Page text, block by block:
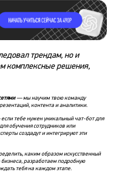
трендам, но и
комплексные решения,
— мы научим твою команду
контента и аналитики.
тебе нужен уникальный чат-бот для
обучения сотрудников или
создадут и интегрируют эти
каким образом искусственный
разработаем подробную
тебя на каждом этапе.